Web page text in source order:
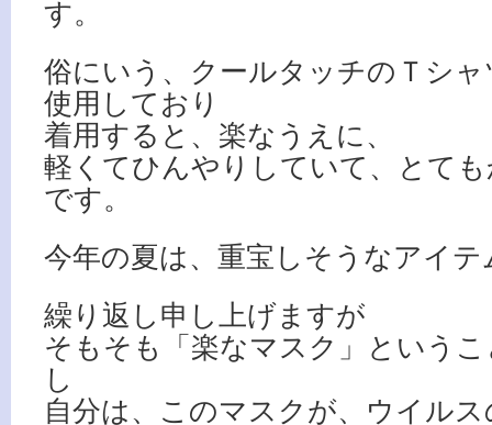
す。
俗にいう、クールタッチのＴシ
使用しており
着用すると、楽なうえに、
軽くてひんやりしていて、とて
です。
今年の夏は、重宝しそうなアイテ
繰り返し申し上げますが
そもそも「楽なマスク」という
し
自分は、このマスクが、ウイル